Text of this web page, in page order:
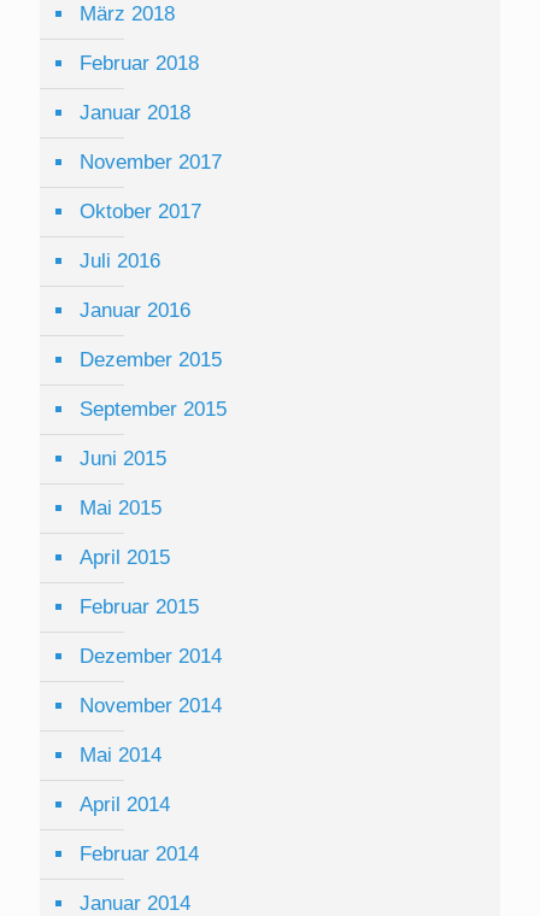
März 2018
Februar 2018
Januar 2018
November 2017
Oktober 2017
Juli 2016
Januar 2016
Dezember 2015
September 2015
Juni 2015
Mai 2015
April 2015
Februar 2015
Dezember 2014
November 2014
Mai 2014
April 2014
Februar 2014
Januar 2014